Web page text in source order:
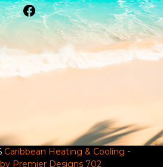
Facebook
Caribbean Heating & Cooling -
Premier Designs 702